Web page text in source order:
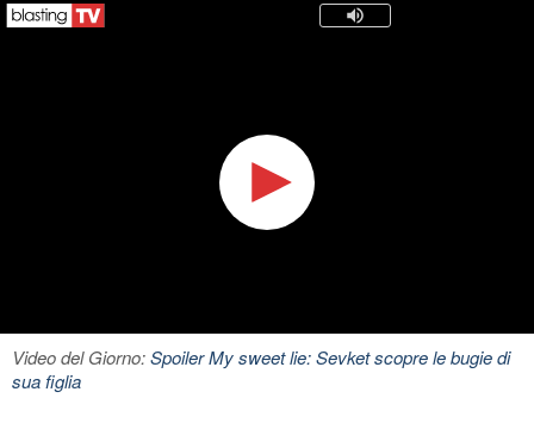
Video del Giorno:Spoiler My sweet lie: Sevket scopre le bugie di
sua figlia